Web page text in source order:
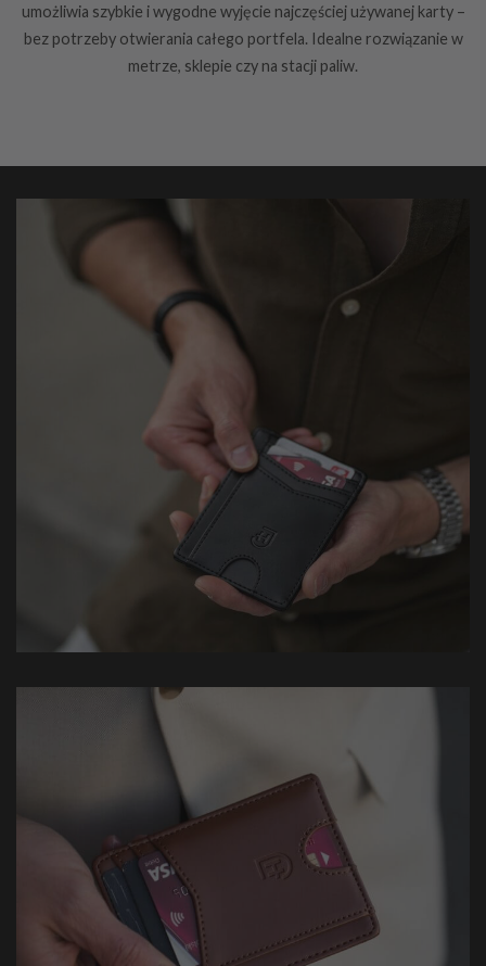
umożliwia szybkie i wygodne wyjęcie najczęściej używanej karty –
bez potrzeby otwierania całego portfela. Idealne rozwiązanie w
metrze, sklepie czy na stacji paliw.